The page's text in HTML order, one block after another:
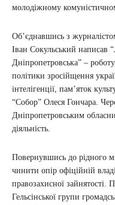
молодіжному
Об’єднавшись з
Іван Сокульський написав
Дніпропетровська” –
політики зросійщення
інтелігенції, пам’яток
“Собор” Олеся Гончара.
Дніпропетровським
діяльність.
Повернувшись до рідного
чинити опір офіційній
правозахисної зайнятості.
Гельсінської групи